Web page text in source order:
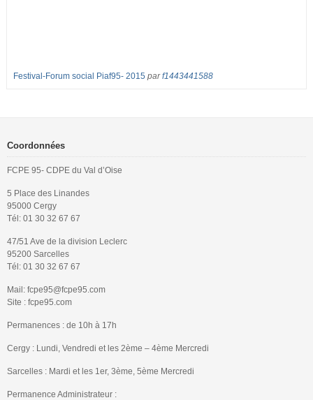
Festival-Forum social Piaf95- 2015 parf1443441588
Coordonnées
FCPE 95- CDPE du Val d’Oise
5 Place des Linandes
95000 Cergy
Tél: 01 30 32 67 67
47/51 Ave de la division Leclerc
95200 Sarcelles
Tél: 01 30 32 67 67
Mail: fcpe95@fcpe95.com
Site : fcpe95.com
Permanences : de 10h à 17h
Cergy : Lundi, Vendredi et les 2ème – 4ème Mercredi
Sarcelles : Mardi et les 1er, 3ème, 5ème Mercredi
Permanence Administrateur :